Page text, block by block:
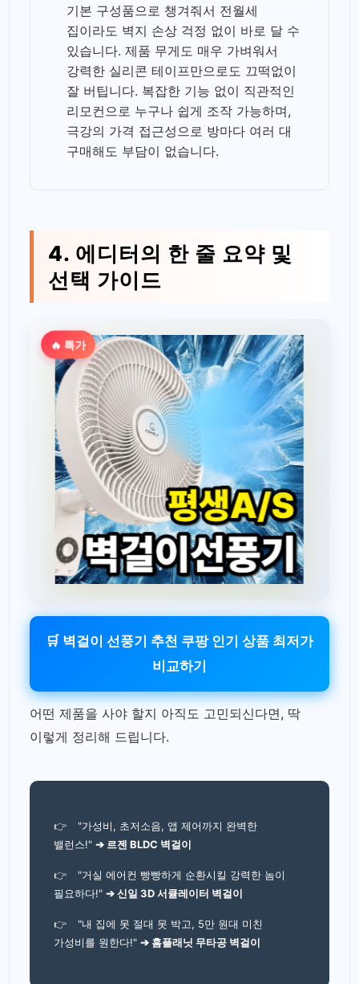
기본 구성품으로 챙겨줘서 전월세
집이라도 벽지 손상 걱정 없이 바로 달 수
있습니다. 제품 무게도 매우 가벼워서
강력한 실리콘 테이프만으로도 끄떡없이
잘 버팁니다. 복잡한 기능 없이 직관적인
리모컨으로 누구나 쉽게 조작 가능하며,
극강의 가격 접근성으로 방마다 여러 대
구매해도 부담이 없습니다.
4. 에디터의 한 줄 요약 및
선택 가이드
🛒 벽걸이 선풍기 추천 쿠팡 인기 상품 최저가
비교하기
어떤 제품을 사야 할지 아직도 고민되신다면, 딱
이렇게 정리해 드립니다.
👉
"가성비, 초저소음, 앱 제어까지 완벽한
밸런스!" ➔ 르젠 BLDC 벽걸이
👉
"거실 에어컨 빵빵하게 순환시킬 강력한 놈이
필요하다!" ➔ 신일 3D 서큘레이터 벽걸이
👉
"내 집에 못 절대 못 박고, 5만 원대 미친
가성비를 원한다!" ➔ 홈플래닛 무타공 벽걸이